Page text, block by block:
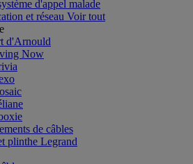
d'appel malade
et réseau Voir tout
d'Arnould
Now
de câbles
plinthe Legrand